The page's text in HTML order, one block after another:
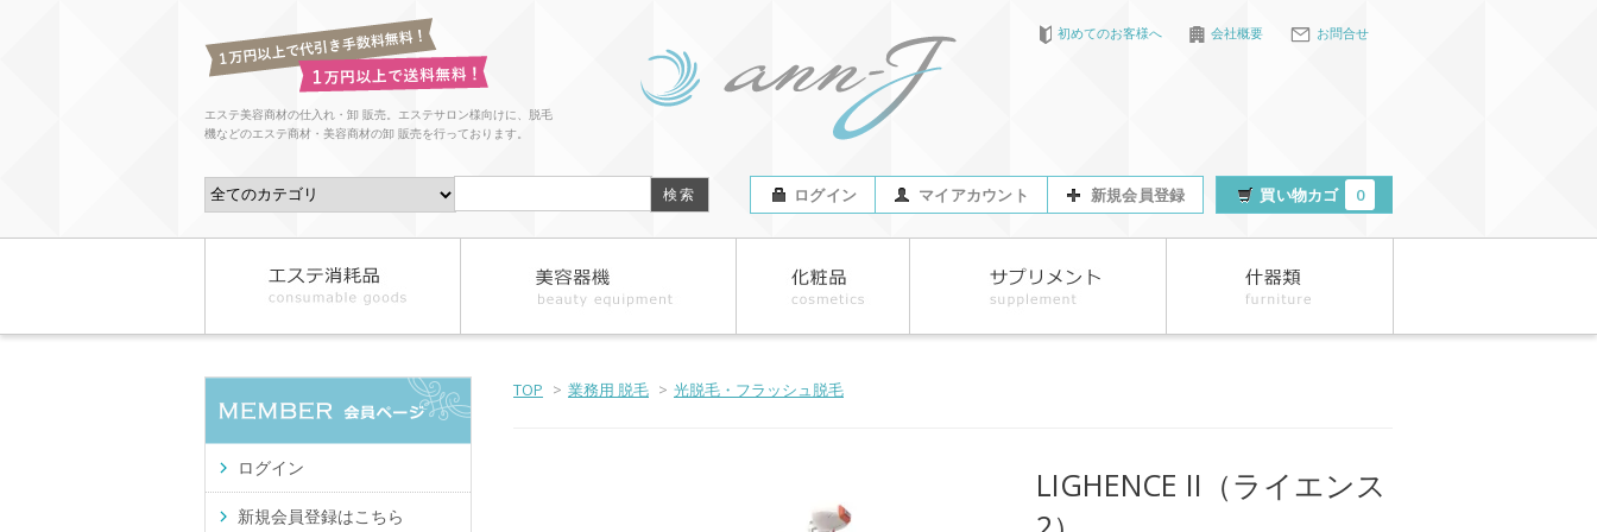
エステ美容商材の仕入れ・卸 販売。エステサロン様向けに、脱毛
機などのエステ商材・美容商材の卸 販売を行っております。
初めてのお客様へ 会社概要 お問合せ
ログイン マイアカウント 新規会員登録 買い物カゴ 0
TOP > 業務用 脱毛 > 光脱毛・フラッシュ脱毛
LIGHENCE II（ライエンス
ログイン
新規会員登録はこちら